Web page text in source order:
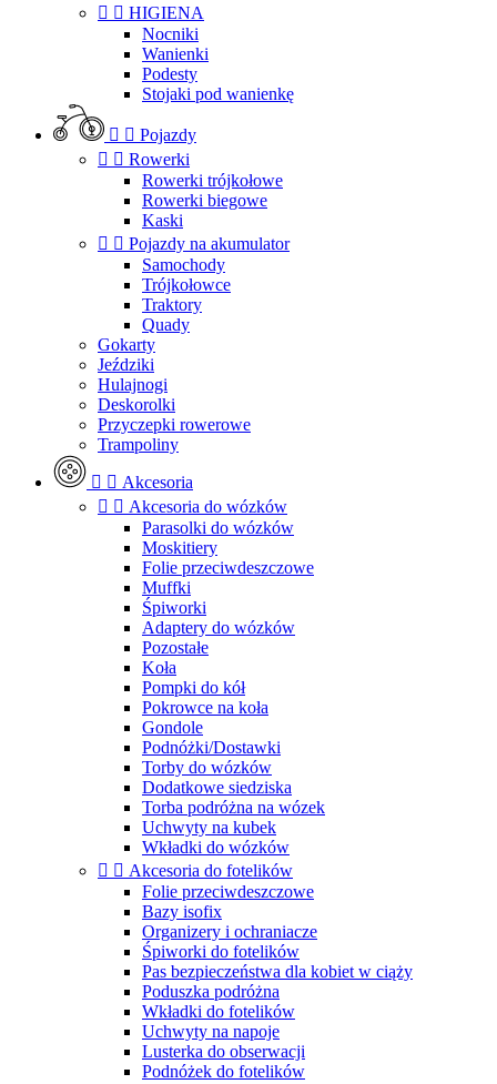
  HIGIENA
Nocniki
Wanienki
Podesty
Stojaki pod wanienkę
  Pojazdy
  Rowerki
Rowerki trójkołowe
Rowerki biegowe
Kaski
  Pojazdy na akumulator
Samochody
Trójkołowce
Traktory
Quady
Gokarty
Jeździki
Hulajnogi
Deskorolki
Przyczepki rowerowe
Trampoliny
  Akcesoria
  Akcesoria do wózków
Parasolki do wózków
Moskitiery
Folie przeciwdeszczowe
Muffki
Śpiworki
Adaptery do wózków
Pozostałe
Koła
Pompki do kół
Pokrowce na koła
Gondole
Podnóżki/Dostawki
Torby do wózków
Dodatkowe siedziska
Torba podróżna na wózek
Uchwyty na kubek
Wkładki do wózków
  Akcesoria do fotelików
Folie przeciwdeszczowe
Bazy isofix
Organizery i ochraniacze
Śpiworki do fotelików
Pas bezpieczeństwa dla kobiet w ciąży
Poduszka podróżna
Wkładki do fotelików
Uchwyty na napoje
Lusterka do obserwacji
Podnóżek do fotelików